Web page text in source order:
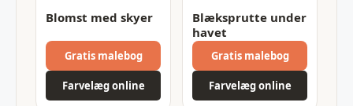
Blomst med skyer
Gratis malebog
Farvelæg online
Blæksprutte under
havet
Gratis malebog
Farvelæg online